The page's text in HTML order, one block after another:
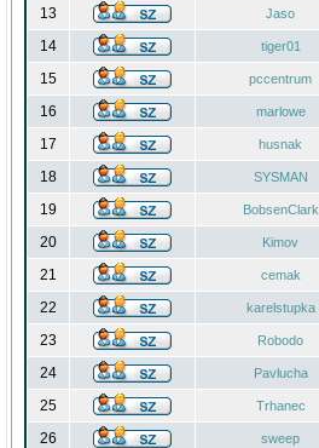
13 Jaso
14 tiger01
15 pccentrum
16 marlowe
17 husnak
18 SYSMAN
19 BobsenClark
20 Kimov
21 cemak
22 karelstupka
23 Robodo
24 Pavlucha
25 Trhanec
26 sweep